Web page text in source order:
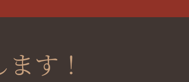
す！